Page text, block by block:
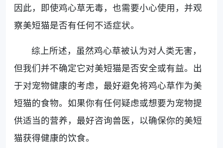
因此，即使鸡心草无毒，也需要小心使用，并观
察美短猫是否有任何不适症状。
综上所述，虽然鸡心草被认为对人类无害，
但我们并不确定它对美短猫是否安全或有益。出
于对宠物健康的考虑，最好避免将鸡心草作为美
短猫的食物。如果你有任何疑虑或想要为宠物提
供适当的营养，最好咨询兽医，以确保你的美短
猫获得健康的饮食。